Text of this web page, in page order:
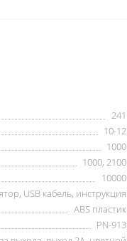
241
10-12
1000
1000, 2100
10000
USB кабель, инструкция
ABS пластик
PN-913